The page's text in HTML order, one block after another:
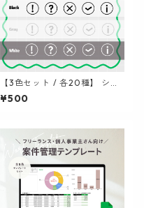
【3色セット / 各20種】 シン
プルアイコン集 (丸枠) | パワ
ポ / Canva / 資料作成
¥500